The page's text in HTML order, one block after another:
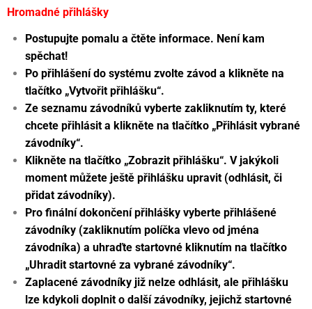
Hromadné přihlášky
Postupujte pomalu a čtěte informace. Není kam
spěchat!
Po přihlášení do systému zvolte závod a klikněte na
tlačítko „Vytvořit přihlášku“.
Ze seznamu závodníků vyberte zakliknutím ty, které
chcete přihlásit a klikněte na tlačítko „Přihlásit vybrané
závodníky“.
Klikněte na tlačítko „Zobrazit přihlášku“. V jakýkoli
moment můžete ještě přihlášku upravit (odhlásit, či
přidat závodníky).
Pro finální dokončení přihlášky vyberte přihlášené
závodníky (zakliknutím políčka vlevo od jména
závodníka) a uhraďte startovné kliknutím na tlačítko
„Uhradit startovné za vybrané závodníky“.
Zaplacené závodníky již nelze odhlásit, ale přihlášku
lze kdykoli doplnit o další závodníky, jejichž startovné